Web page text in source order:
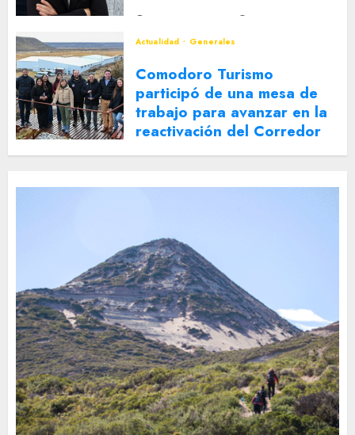
Actualidad
Generales
Comodoro Turismo
participó de una mesa de
trabajo para avanzar en la
reactivación del Corredor
Turístico Integrado